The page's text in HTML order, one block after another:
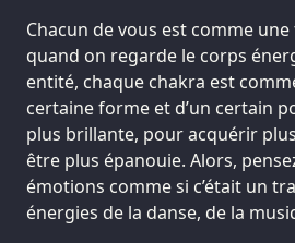
Chacun de vous est comme une
quand on regarde le corps
entité, chaque chakra est
certaine forme et d’un certain
plus brillante, pour acquérir
être plus épanouie. Alors,
émotions comme si c’était un
énergies de la danse, de la